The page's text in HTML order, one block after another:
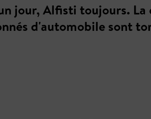
jour, Alfisti toujours.
d'automobile sont